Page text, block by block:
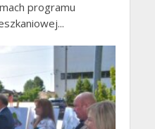
programu